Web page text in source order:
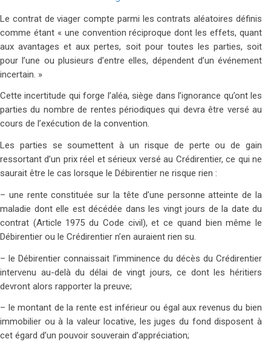
Le contrat de viager compte parmi les contrats aléatoires définis
comme étant « une convention réciproque dont les effets, quant
aux avantages et aux pertes, soit pour toutes les parties, soit
pour l’une ou plusieurs d’entre elles, dépendent d’un événement
incertain. »
Cette incertitude qui forge l’aléa, siège dans l’ignorance qu’ont les
parties du nombre de rentes périodiques qui devra être versé au
cours de l’exécution de la convention.
Les parties se soumettent à un risque de perte ou de gain
ressortant d’un prix réel et sérieux versé au Crédirentier, ce qui ne
saurait être le cas lorsque le Débirentier ne risque rien :
– une rente constituée sur la tête d’une personne atteinte de la
maladie dont elle est décédée dans les vingt jours de la date du
contrat (Article 1975 du Code civil), et ce quand bien même le
Débirentier ou le Crédirentier n’en auraient rien su.
– le Débirentier connaissait l’imminence du décès du Crédirentier
intervenu au-delà du délai de vingt jours, ce dont les héritiers
devront alors rapporter la preuve;
– le montant de la rente est inférieur ou égal aux revenus du bien
immobilier ou à la valeur locative, les juges du fond disposent à
cet égard d’un pouvoir souverain d’appréciation;